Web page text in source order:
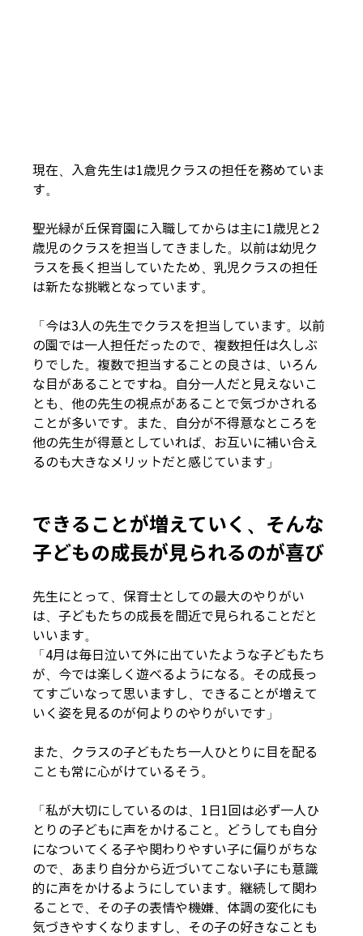
現在、入倉先生は1歳児クラスの担任を務めていま
す。
聖光緑が丘保育園に入職してからは主に1歳児と2
歳児のクラスを担当してきました。以前は幼児ク
ラスを長く担当していたため、乳児クラスの担任
は新たな挑戦となっています。
「今は3人の先生でクラスを担当しています。以前
の園では一人担任だったので、複数担任は久しぶ
りでした。複数で担当することの良さは、いろん
な目があることですね。自分一人だと見えないこ
とも、他の先生の視点があることで気づかされる
ことが多いです。また、自分が不得意なところを
他の先生が得意としていれば、お互いに補い合え
るのも大きなメリットだと感じています」
できることが増えていく、そんな
子どもの成長が見られるのが喜び
先生にとって、保育士としての最大のやりがい
は、子どもたちの成長を間近で見られることだと
いいます。
「4月は毎日泣いて外に出ていたような子どもたち
が、今では楽しく遊べるようになる。その成長っ
てすごいなって思いますし、できることが増えて
いく姿を見るのが何よりのやりがいです」
また、クラスの子どもたち一人ひとりに目を配る
ことも常に心がけているそう。
「私が大切にしているのは、1日1回は必ず一人ひ
とりの子どもに声をかけること。どうしても自分
になついてくる子や関わりやすい子に偏りがちな
ので、あまり自分から近づいてこない子にも意識
的に声をかけるようにしています。継続して関わ
ることで、その子の表情や機嫌、体調の変化にも
気づきやすくなりますし、その子の好きなことも